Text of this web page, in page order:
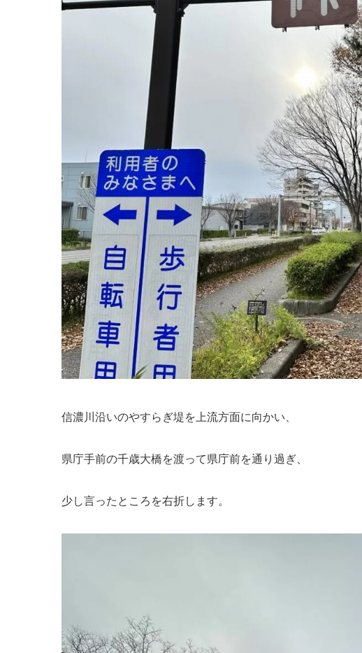
信濃川沿いのやすらぎ堤を上流方面に向かい、
県庁手前の千歳大橋を渡って県庁前を通り過ぎ、
少し言ったところを右折します。